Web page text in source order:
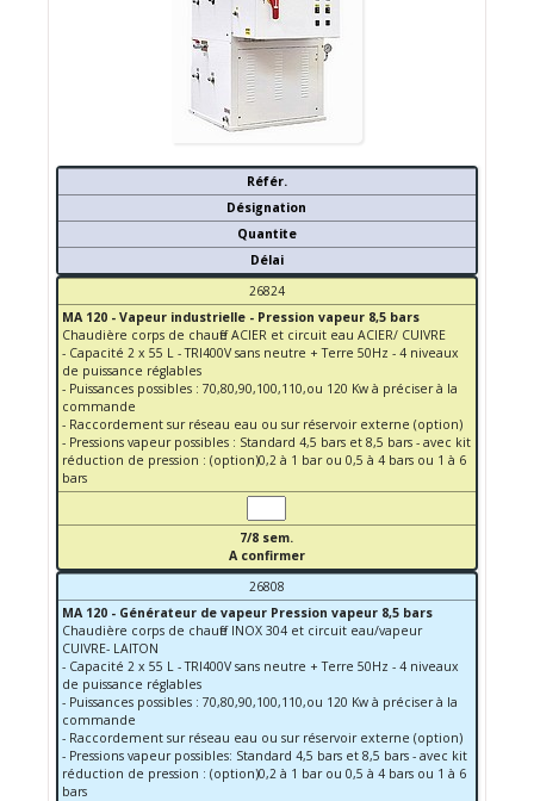
Référ.
Désignation
Quantite
Délai
26824
MA 120 - Vapeur industrielle - Pression vapeur 8,5 bars
Chaudière corps de chauffe ACIER et circuit eau ACIER/ CUIVRE
- Capacité 2 x 55 L - TRI400V sans neutre + Terre 50Hz - 4 niveaux
de puissance réglables
- Puissances possibles : 70,80,90,100,110,ou 120 Kw à préciser à la
commande
- Raccordement sur réseau eau ou sur réservoir externe (option)
- Pressions vapeur possibles : Standard 4,5 bars et 8,5 bars - avec kit
réduction de pression : (option)0,2 à 1 bar ou 0,5 à 4 bars ou 1 à 6
bars
7/8 sem.
A confirmer
26808
MA 120 - Générateur de vapeur Pression vapeur 8,5 bars
Chaudière corps de chauffe INOX 304 et circuit eau/vapeur
CUIVRE- LAITON
- Capacité 2 x 55 L - TRI400V sans neutre + Terre 50Hz - 4 niveaux
de puissance réglables
- Puissances possibles : 70,80,90,100,110,ou 120 Kw à préciser à la
commande
- Raccordement sur réseau eau ou sur réservoir externe (option)
- Pressions vapeur possibles: Standard 4,5 bars et 8,5 bars - avec kit
réduction de pression : (option)0,2 à 1 bar ou 0,5 à 4 bars ou 1 à 6
bars